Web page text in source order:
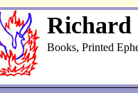
Richard
Books, Printed